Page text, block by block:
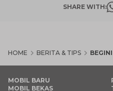
SHARE WITH:
HOME BERITA & TIPS
MOBIL BARU
MOBIL BEKAS